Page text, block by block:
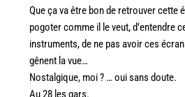
Que ça va être bon de retrouver cette
pogoter comme il le veut, d’entendre
instruments, de ne pas avoir ces
gênent la vue…
Nostalgique, moi ? … oui sans doute.
Au 28 les gars.